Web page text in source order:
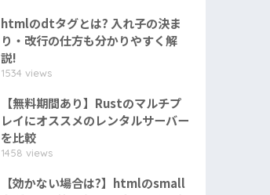
htmlのdtタグとは? 入れ子の決ま
り・改行の仕方も分かりやすく解
説!
1534 views
【無料期間あり】Rustのマルチプ
レイにオススメのレンタルサーバー
を比較
1458 views
【効かない場合は?】htmlのsmall